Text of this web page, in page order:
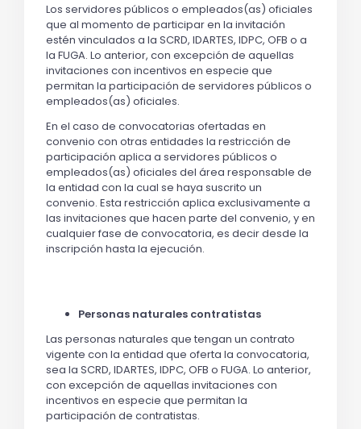
Los servidores públicos o empleados(as) oficiales
que al momento de participar en la invitación
estén vinculados a la SCRD, IDARTES, IDPC, OFB o a
la FUGA. Lo anterior, con excepción de aquellas
invitaciones con incentivos en especie que
permitan la participación de servidores públicos o
empleados(as) oficiales.
En el caso de convocatorias ofertadas en
convenio con otras entidades la restricción de
participación aplica a servidores públicos o
empleados(as) oficiales del área responsable de
la entidad con la cual se haya suscrito un
convenio. Esta restricción aplica exclusivamente a
las invitaciones que hacen parte del convenio, y en
cualquier fase de convocatoria, es decir desde la
inscripción hasta la ejecución.
Personas naturales contratistas
Las personas naturales que tengan un contrato
vigente con la entidad que oferta la convocatoria,
sea la SCRD, IDARTES, IDPC, OFB o FUGA. Lo anterior,
con excepción de aquellas invitaciones con
incentivos en especie que permitan la
participación de contratistas.